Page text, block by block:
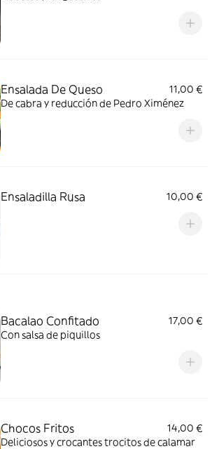
Ensalada De Queso
11,00 €
De cabra y reducción de Pedro Ximénez
Ensaladilla Rusa 10,00 €
Bacalao Confitado
17,00 €
Con salsa de piquillos
Chocos Fritos
14,00 €
Deliciosos y crocantes trocitos de calamar